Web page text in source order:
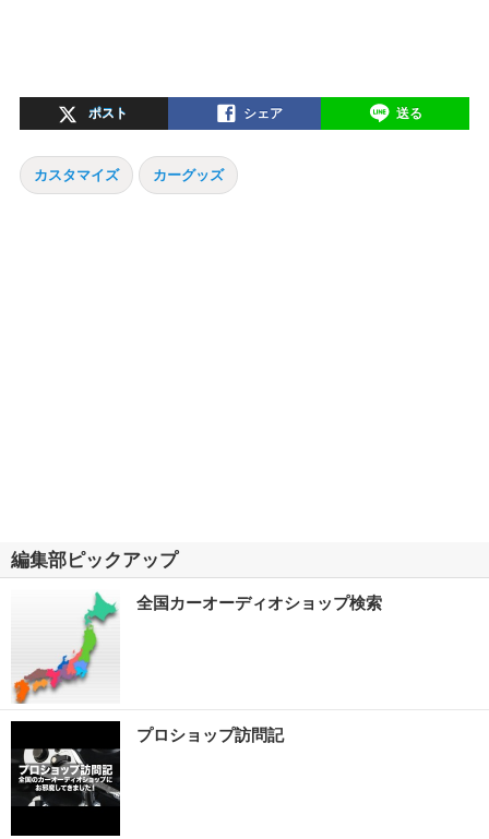
ポスト シェア 送る
カスタマイズ カーグッズ
編集部ピックアップ
全国カーオーディオショップ検索
プロショップ訪問記